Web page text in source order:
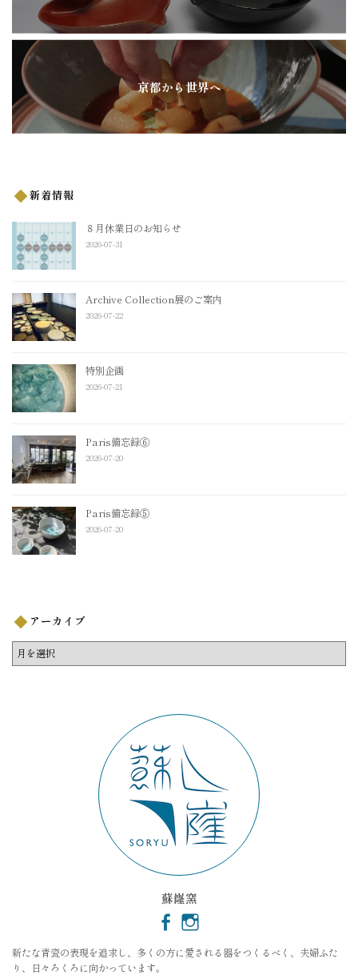
京都から世界へ
新着情報
８月休業日のお知らせ
2026-07-31
Archive Collection展のご案内
2026-07-22
特別企画
2026-07-21
Paris備忘録⑥
2026-07-20
Paris備忘録⑤
2026-07-20
アーカイブ
ア
ー
蘇嶐窯
新たな青瓷の表現を追求し、多くの方に愛される器をつくるべく、夫婦ふた
り、日々ろくろに向かっています。